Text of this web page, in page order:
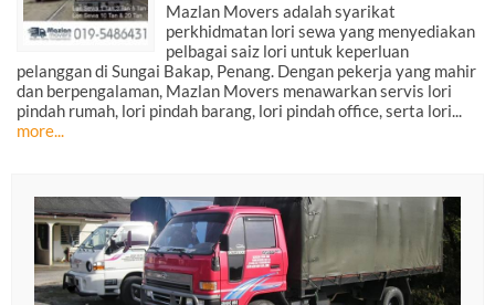
Mazlan Movers adalah syarikat
perkhidmatan lori sewa yang menyediakan
pelbagai saiz lori untuk keperluan
pelanggan di Sungai Bakap, Penang. Dengan pekerja yang mahir
dan berpengalaman, Mazlan Movers menawarkan servis lori
pindah rumah, lori pindah barang, lori pindah office, serta lori...
more...